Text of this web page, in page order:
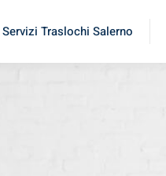
Servizi Traslochi Salerno